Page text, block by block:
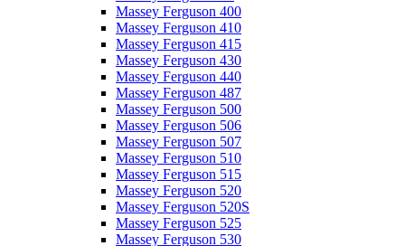
Massey Ferguson 400
Massey Ferguson 410
Massey Ferguson 415
Massey Ferguson 430
Massey Ferguson 440
Massey Ferguson 487
Massey Ferguson 500
Massey Ferguson 506
Massey Ferguson 507
Massey Ferguson 510
Massey Ferguson 515
Massey Ferguson 520
Massey Ferguson 520S
Massey Ferguson 525
Massey Ferguson 530